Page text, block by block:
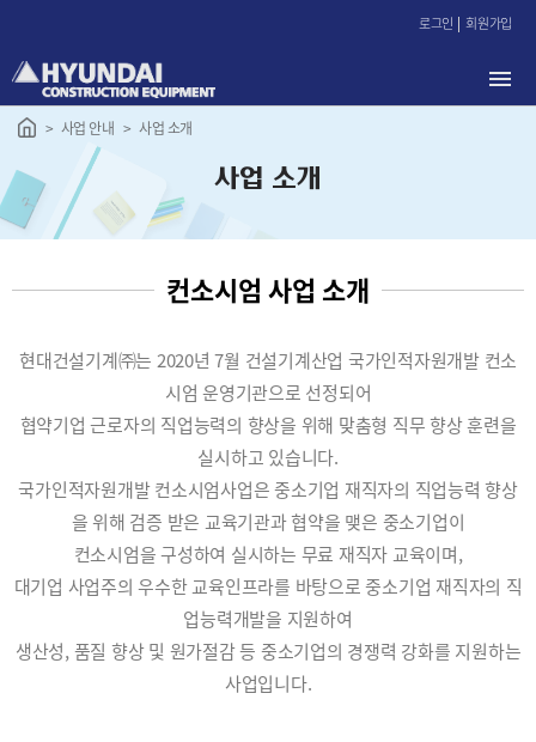
로
가
로그인 회원가입
사업 안내 사업 소개
사업 소개
컨소시엄 사업 소개
현대건설기계㈜는 2020년 7월 건설기계산업 국가인적자원개발 컨소
시엄 운영기관으로 선정되어
협약기업 근로자의 직업능력의 향상을 위해 맞춤형 직무 향상 훈련을
실시하고 있습니다.
국가인적자원개발 컨소시엄사업은 중소기업 재직자의 직업능력 향상
을 위해 검증 받은 교육기관과 협약을 맺은 중소기업이
컨소시엄을 구성하여 실시하는 무료 재직자 교육이며,
대기업 사업주의 우수한 교육인프라를 바탕으로 중소기업 재직자의 직
업능력개발을 지원하여
생산성, 품질 향상 및 원가절감 등 중소기업의 경쟁력 강화를 지원하는
사업입니다.